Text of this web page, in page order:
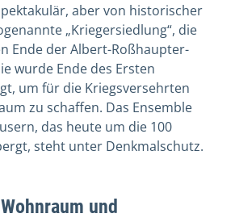
aber von historischer
„Kriegersiedlung“, die
Ende der Albert-Roßhaupter-
wurde Ende des Ersten
um für die Kriegsversehrten
zu schaffen. Das Ensemble
das heute um die 100
steht unter Denkmalschutz.
und